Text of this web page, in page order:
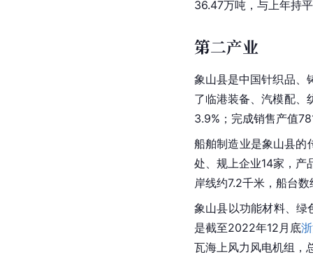
36.47万吨，与上年持
第二产业
象山县是中国针织品、
了临港装备、汽模配、
3.9%；完成销售产值
船舶制造业是象山县的
处、规上企业14家，产
岸线约7.2千米，船台
象山县以功能材料、绿
是截至2022年12月底
瓦海上风力风电机组，